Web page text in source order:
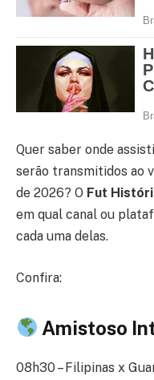
Quer saber onde
serão transmitidos ao
de 2026? O Fut
em qual canal ou
cada uma delas.
Confira:
Amistoso
08h30 – Filipinas x